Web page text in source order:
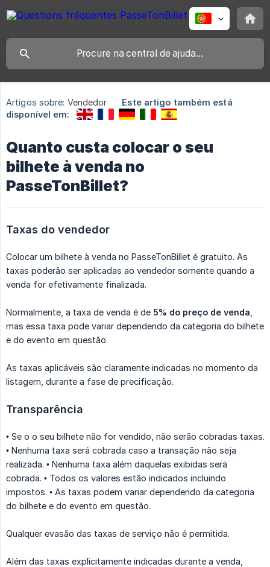
Artigos sobre: Vendedor
Este artigo também está
disponível em:
Quanto custa colocar o seu
bilhete à venda no
PasseTonBillet?
Taxas do vendedor
Colocar um bilhete à venda no PasseTonBillet é gratuito. As
taxas poderão ser aplicadas ao vendedor somente quando a
venda for efetivamente finalizada.
Normalmente, a taxa de venda é de 5% do preço de venda
mas essa taxa pode variar dependendo da categoria do bilhete
e do evento em questão.
As taxas aplicáveis ​​são claramente indicadas no momento da
listagem, durante a fase de precificação.
Transparência
• Se o o seu bilhete não for vendido, não serão cobradas taxas.
• Nenhuma taxa será cobrada caso a transação não seja
realizada. • Nenhuma taxa além daquelas exibidas será
cobrada. • Todos os valores estão indicados incluindo
impostos. • As taxas podem variar dependendo da categoria
do bilhete e do evento em questão.
Qualquer evasão das taxas de serviço não é permitida.
Além das taxas explicitamente indicadas durante a venda,